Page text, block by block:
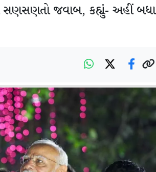
સણસણતો જવાબ, કહ્યું- અહીં બધા